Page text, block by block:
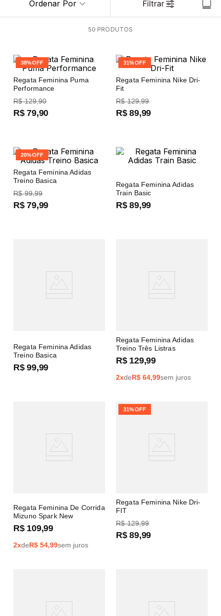
Ordenar Por Filtrar
50 PRODUTOS
Regata Feminina Puma
Performance
38%OFF
R$ 129,90
R$ 79,90
Regata Feminina Nike Dri-
Fit
31%OFF
R$ 129,99
R$ 89,99
Regata Feminina Adidas
Treino Basica
20%OFF
R$ 99,99
R$ 79,99
Regata Feminina Adidas
Train Basic
R$ 89,99
Regata Feminina Adidas
Treino Basica
R$ 99,99
Regata Feminina Adidas
Treino Três Listras
R$ 129,99
2xdeR$ 64,99sem juros
Regata Feminina De Corrida
Mizuno Spark New
R$ 109,99
2xdeR$ 54,99sem juros
Regata Feminina Nike Dri-
FIT
31%OFF
R$ 129,99
R$ 89,99